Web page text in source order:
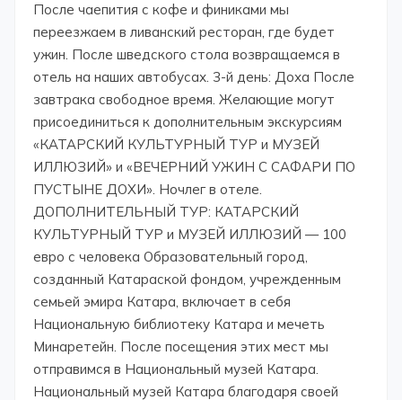
После чаепития с кофе и финиками мы
переезжаем в ливанский ресторан, где будет
ужин. После шведского стола возвращаемся в
отель на наших автобусах. 3-й день: Доха После
завтрака свободное время. Желающие могут
присоединиться к дополнительным экскурсиям
«КАТАРСКИЙ КУЛЬТУРНЫЙ ТУР и МУЗЕЙ
ИЛЛЮЗИЙ» и «ВЕЧЕРНИЙ УЖИН С САФАРИ ПО
ПУСТЫНЕ ДОХИ». Ночлег в отеле.
ДОПОЛНИТЕЛЬНЫЙ ТУР: КАТАРСКИЙ
КУЛЬТУРНЫЙ ТУР и МУЗЕЙ ИЛЛЮЗИЙ — 100
евро с человека Образовательный город,
созданный Катараской фондом, учрежденным
семьей эмира Катара, включает в себя
Национальную библиотеку Катара и мечеть
Минаретейн. После посещения этих мест мы
отправимся в Национальный музей Катара.
Национальный музей Катара благодаря своей